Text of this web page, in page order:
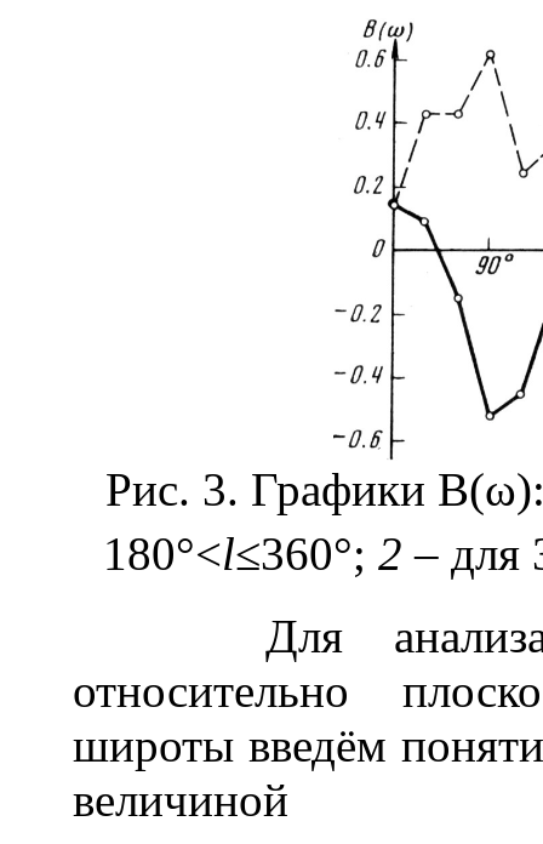
Рис. 3. Графики
180°<l≤360°; 2 – для
Для анализа
относительно
широты введём
величиной